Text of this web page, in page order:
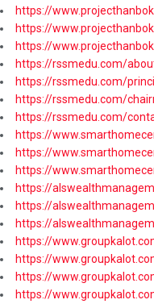
https://
https://
https://
https://rssmedu.com/
https://rssmedu.com/
https://rssmedu.com/
https://rssmedu.com/
https://
https://
https://
https://
https://
https://
https://
https://
https://
https://